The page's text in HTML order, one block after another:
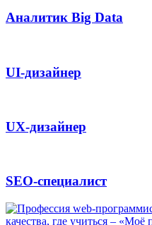
Аналитик Big Data
UI-дизайнер
UX-дизайнер
SEO-специалист